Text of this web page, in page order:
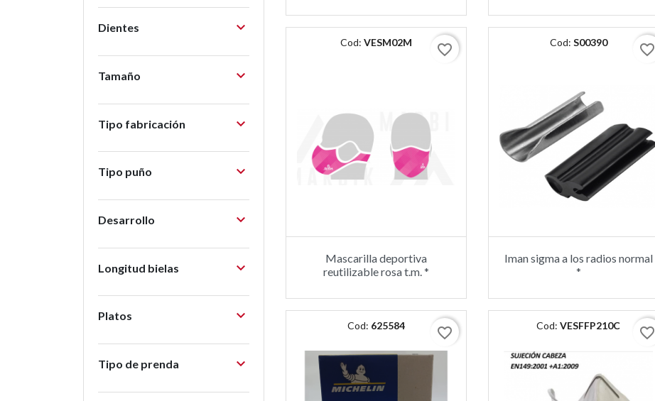
Dientes 
Tamaño 
Tipo fabricación 
Tipo puño 
Desarrollo 
Longitud bielas 
Platos 
Tipo de prenda 
Cod: VESM02M favorite_border
Mascarilla deportiva
reutilizable rosa t.m. *
Cod: S00390 favorite_border
Iman sigma a los radios normal
*
Cod: 625584 favorite_border Cod:VESFFP210C favorite_border